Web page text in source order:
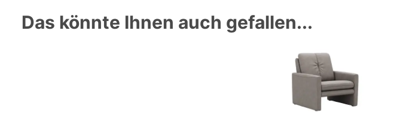
Das könnte Ihnen auch gefallen...